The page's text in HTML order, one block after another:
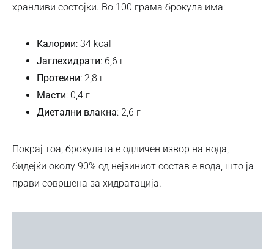
хранливи состојки. Во 100 грама брокула има:
Калории: 34 kcal
Јаглехидрати: 6,6 г
Протеини: 2,8 г
Масти: 0,4 г
Диетални влакна: 2,6 г
Покрај тоа, брокулата е одличен извор на вода,
бидејќи околу 90% од нејзиниот состав е вода, што ја
прави совршена за хидратација.